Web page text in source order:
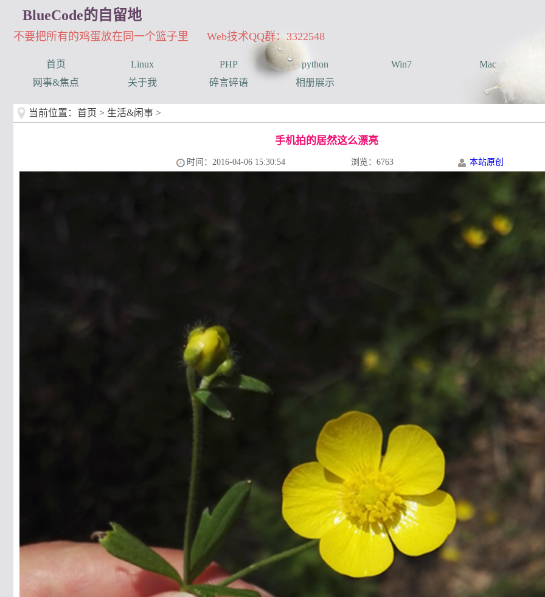
BlueCode的自留地
不要把所有的鸡蛋放在同一个篮子里 Web技术QQ群：3322548
首页 Linux PHP python Win7
Mac
网事&焦点
关于我 碎言碎语 相册展示
当前位置： 首页 > 生活&闲事 >
手机拍的居然这么漂亮
时间：2016-04-06 15:30:54 浏览：6763 本站原创